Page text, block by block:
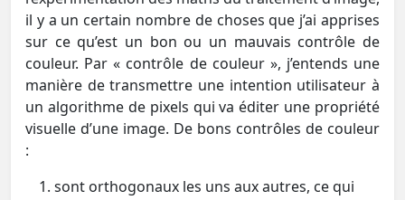
il y a un certain nombre de choses que j’ai apprises
sur ce qu’est un bon ou un mauvais contrôle de
couleur. Par « contrôle de couleur », j’entends une
manière de transmettre une intention utilisateur à
un algorithme de pixels qui va éditer une propriété
visuelle d’une image. De bons contrôles de couleur
:
sont orthogonaux les uns aux autres, ce qui